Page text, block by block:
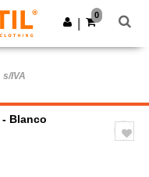
Descargar app
0
s/IVA
- Blanco